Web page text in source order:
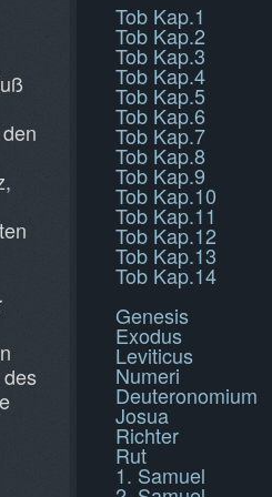
Tob Kap.1
Tob Kap.2
Tob Kap.3
Tob Kap.4
Tob Kap.5
Tob Kap.6
Tob Kap.7
Tob Kap.8
Tob Kap.9
Tob Kap.10
Tob Kap.11
Tob Kap.12
Tob Kap.13
Tob Kap.14
Genesis
Exodus
Leviticus
Numeri
Deuteronomium
Josua
Richter
Rut
1. Samuel